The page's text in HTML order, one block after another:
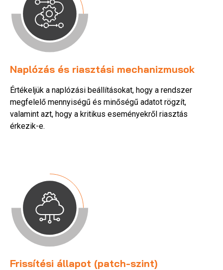
Naplózás és riasztási mechanizmusok
Értékeljük a naplózási beállításokat, hogy a rendszer
megfelelő mennyiségű és minőségű adatot rögzít,
valamint azt, hogy a kritikus eseményekről riasztás
érkezik-e.
Frissítési állapot (patch-szint)